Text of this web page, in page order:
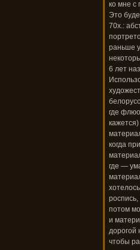
ко мне с
Это
70х.:
раньше
6 лет
где
когда
где —
потом
и
дорогой
чтобы